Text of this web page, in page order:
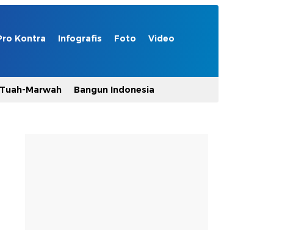
Kontra Infografis Foto Video
Marwah Bangun Indonesia